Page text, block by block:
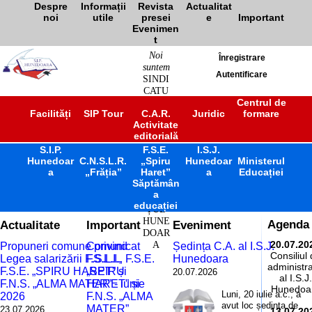
Despre
noi
Informații
utile
Revista
presei
Actualitat
e
Important
Evenimen
t
Înregistrare
Autentificare
Noi
suntem
SINDI
CATU
ÎNVĂ
ȚĂM
ÂNT
PREU
NIVE
RSITA
R
JUDE
ȚUL
HUNE
DOAR
A
Facilități SIP Tour C.A.R. Juridic
Centrul de
formare
Activitate
editorială
S.I.P.
Hunedoar
a
C.N.S.L.R.
„Frăția”
F.S.E.
„Spiru
Haret”
I.S.J.
Hunedoar
a
Ministerul
Educației
Săptămân
a
educației
Agenda
Consiliul
al I.S.J.
Actualitate
Propuneri comune privind
Legea salarizării F.S.L.I.,
F.S.E. „SPIRU HARET” și
F.N.S. „ALMA MATER” - iunie
2026
23.07.2026
Important
Comunicat
F.S.L.I., F.S.E.
„SPIRU
HARET” și
F.N.S. „ALMA
MATER”
Eveniment
Ședința C.A. al I.S.J.
Hunedoara
20.07.2026
Luni, 20 iulie a.c., a
avut loc ședința de